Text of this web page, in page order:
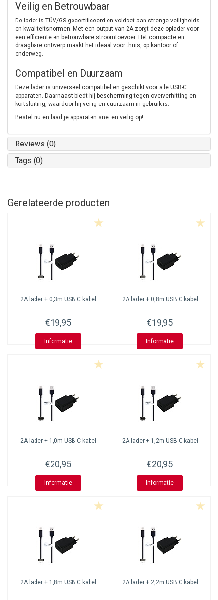
Veilig en Betrouwbaar
De lader is TÜV/GS gecertificeerd en voldoet aan strenge veiligheids-
en kwaliteitsnormen. Met een output van 2A zorgt deze oplader voor
een efficiënte en betrouwbare stroomtoevoer. Het compacte en
draagbare ontwerp maakt het ideaal voor thuis, op kantoor of
onderweg.
Compatibel en Duurzaam
Deze lader is universeel compatibel en geschikt voor alle USB-C
apparaten. Daarnaast biedt hij bescherming tegen oververhitting en
kortsluiting, waardoor hij veilig en duurzaam in gebruik is.
Bestel nu en laad je apparaten snel en veilig op!
Reviews (0)
Tags (0)
Gerelateerde producten
2A lader + 0,3m USB C kabel
€19,95
Informatie
2A lader + 0,8m USB C kabel
€19,95
Informatie
2A lader + 1,0m USB C kabel
€20,95
Informatie
2A lader + 1,2m USB C kabel
€20,95
Informatie
2A lader + 1,8m USB C kabel 2A lader + 2,2m USB C kabel